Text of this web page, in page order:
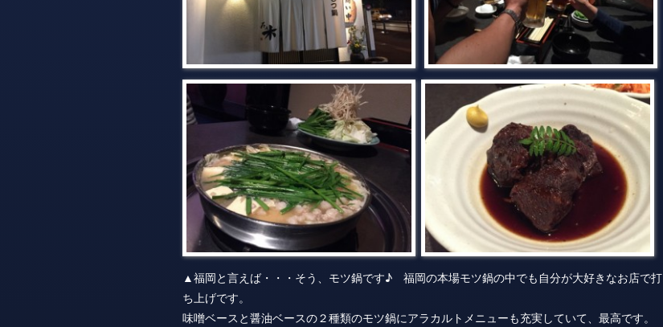
▲福岡と言えば・・・そう、モツ鍋です♪ 福岡の本場モツ鍋の中でも自分が大好きなお店で打
ち上げです。
味噌ベースと醤油ベースの２種類のモツ鍋にアラカルトメニューも充実していて、最高です。